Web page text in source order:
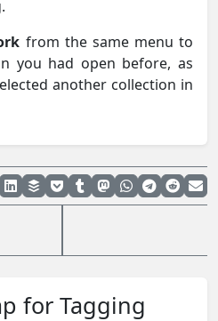
from the same menu to
you had open before, as
another collection in
for Tagging